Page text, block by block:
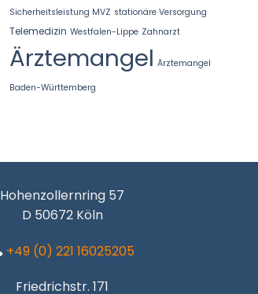
Sicherheitsleistung MVZ stationäre Versorgung
Telemedizin Westfalen-Lippe Zahnarzt
Ärztemangel Ärztemangel
Baden-Württemberg
Hohenzollernring 57
D 50672 Köln
+49 (0) 221 16025205
Friedrichstr. 171